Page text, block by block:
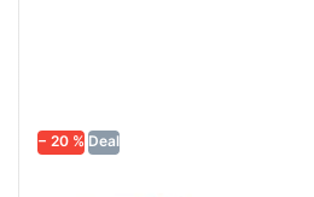
− 20 % Deal